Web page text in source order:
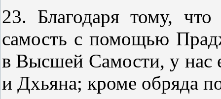
23. Благодаря тому,
самость с помощью
в Высшей Самости, у нас
и Дхьяна; кроме обряда